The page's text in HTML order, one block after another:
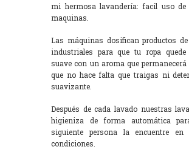
mi hermosa lavandería: facil uso de
maquinas.
Las máquinas dosifican productos
industriales para que tu ropa
suave con un aroma que
que no hace falta que traigas ni
suavizante.
Después de cada lavado nuestras
higieniza de forma automática
siguiente persona la encuentre en
condiciones.